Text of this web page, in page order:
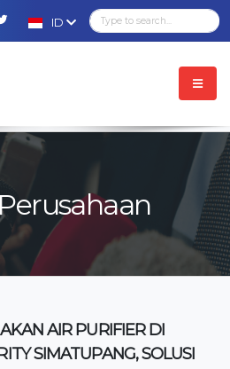
ID
AIR PURIFIER DI
SIMATUPANG, SOLUSI